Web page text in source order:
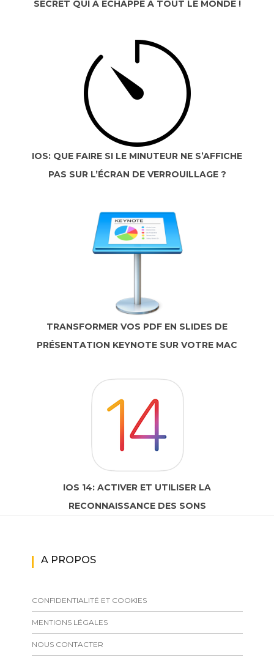
SECRET QUI A ÉCHAPPÉ À TOUT LE MONDE !
IOS: QUE FAIRE SI LE MINUTEUR NE S’AFFICHE
PAS SUR L’ÉCRAN DE VERROUILLAGE ?
TRANSFORMER VOS PDF EN SLIDES DE
PRÉSENTATION KEYNOTE SUR VOTRE MAC
IOS 14: ACTIVER ET UTILISER LA
RECONNAISSANCE DES SONS
A PROPOS
CONFIDENTIALITÉ ET COOKIES
MENTIONS LÉGALES
NOUS CONTACTER